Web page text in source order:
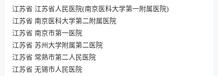
江苏省 江苏省人民医院(南京医科大学第一附属医院)
江苏省 南京医科大学第二附属医院
江苏省 南京市第一医院
江苏省 苏州大学附属第二医院
江苏省 常熟市第二人民医院
江苏省 无锡市人民医院